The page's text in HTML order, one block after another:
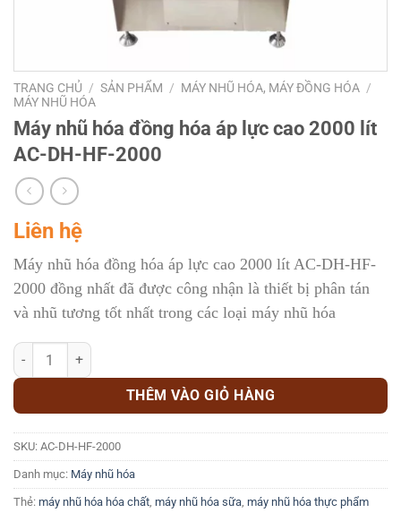
TRANG CHỦ / SẢN PHẨM / MÁY NHŨ HÓA, MÁY ĐỒNG HÓA /
MÁY NHŨ HÓA
Máy nhũ hóa đồng hóa áp lực cao 2000 lít
AC-DH-HF-2000
Liên hệ
Máy nhũ hóa đồng hóa áp lực cao 2000 lít AC-DH-HF-
2000 đồng nhất đã được công nhận là thiết bị phân tán
và nhũ tương tốt nhất trong các loại máy nhũ hóa
Máy nhũ hóa đồng hóa áp lực cao 2000 lít AC-DH-HF-2000 số lượng
THÊM VÀO GIỎ HÀNG
SKU: AC-DH-HF-2000
Danh mục: Máy nhũ hóa
Thẻ: máy nhũ hóa hóa chất, máy nhũ hóa sữa, máy nhũ hóa thực phẩm